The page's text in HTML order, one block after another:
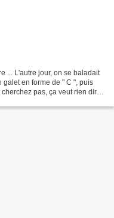
... L'autre jour, on se baladait
galet en forme de " C ", puis
pas, ça veut rien dire